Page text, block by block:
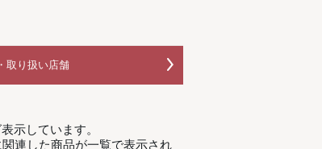
取り扱い店舗
示しています。
連した商品が一覧で表示され